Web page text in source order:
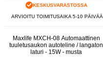
KESKUSVARASTOSSA
ARVIOITU TOIMITUSAIKA 5-10 PÄIVÄÄ
Maxlife MXCH-08 Automaattinen
tuuletusaukon autoteline / langaton
laturi - 15W - musta